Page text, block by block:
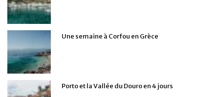
Une semaine à Corfou en Grèce
Porto et la Vallée du Douro en 4 jours